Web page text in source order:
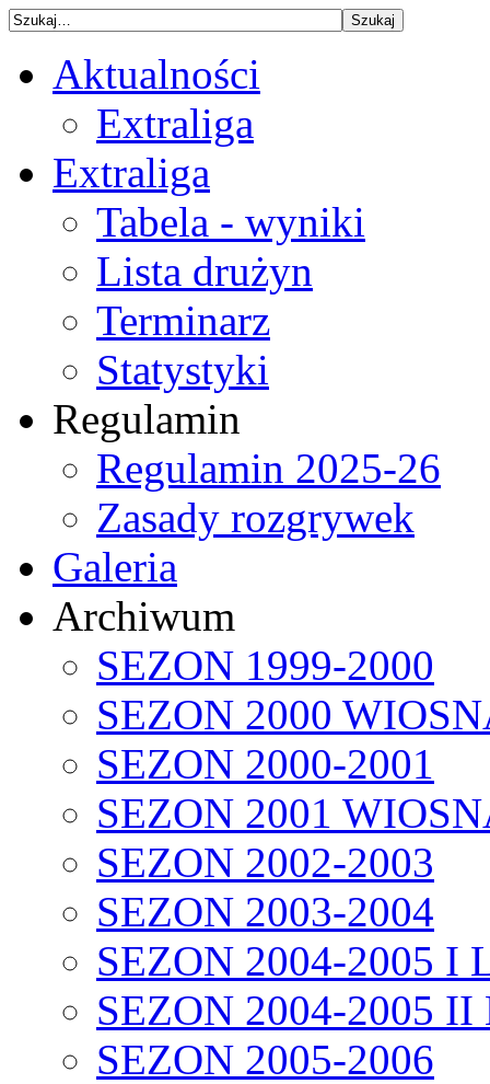
Aktualności
Extraliga
Extraliga
Tabela - wyniki
Lista drużyn
Terminarz
Statystyki
Regulamin
Regulamin 2025-26
Zasady rozgrywek
Galeria
Archiwum
SEZON 1999-2000
SEZON 2000
SEZON 2000-2001
SEZON 2001
SEZON 2002-2003
SEZON 2003-2004
SEZON 2004-2005 I
SEZON 2004-2005
SEZON 2005-2006